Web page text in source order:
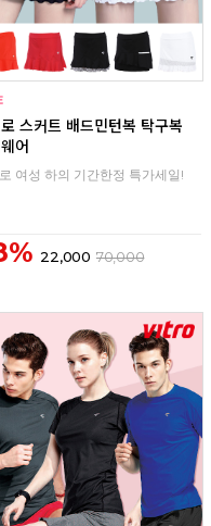
스커트 배드민턴복 탁구복
어
여성 하의 기간한정 특가세일!
22,000 70,000